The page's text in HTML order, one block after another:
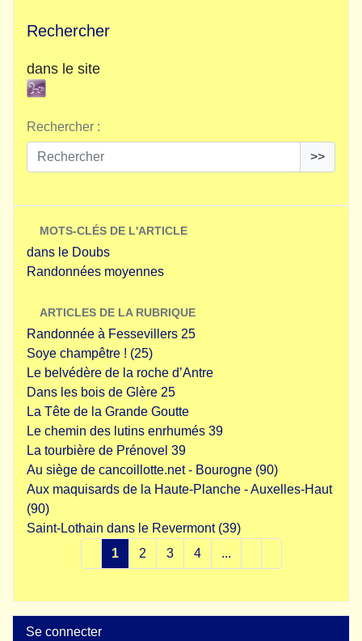
Rechercher
dans le site
Rechercher :
>>
MOTS-CLÉS DE L'ARTICLE
dans le Doubs
Randonnées moyennes
ARTICLES DE LA RUBRIQUE
Randonnée à Fessevillers 25
Soye champêtre ! (25)
Le belvédère de la roche d’Antre
Dans les bois de Glère 25
La Tête de la Grande Goutte
Le chemin des lutins enrhumés 39
La tourbière de Prénovel 39
Au siège de cancoillotte.net - Bourogne (90)
Aux maquisards de la Haute-Planche - Auxelles-Haut
(90)
Saint-Lothain dans le Revermont (39)
1
2 3 4 ...
Se connecter